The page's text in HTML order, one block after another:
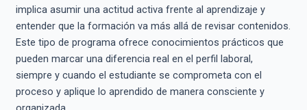
implica asumir una actitud activa frente al aprendizaje y
entender que la formación va más allá de revisar contenidos.
Este tipo de programa ofrece conocimientos prácticos que
pueden marcar una diferencia real en el perfil laboral,
siempre y cuando el estudiante se comprometa con el
proceso y aplique lo aprendido de manera consciente y